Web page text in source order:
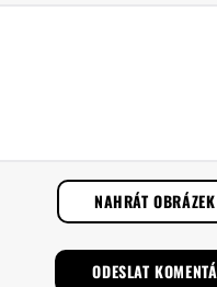
NAHRÁT OBRÁZEK